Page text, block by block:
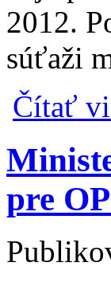
2012.
súťaži
Čítať
pre